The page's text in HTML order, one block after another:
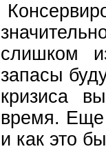
слишком
запасы
кризиса
время. Еще
и как это